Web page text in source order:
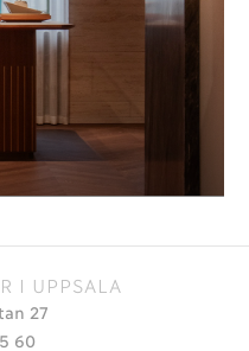
I UPPSALA
27
60